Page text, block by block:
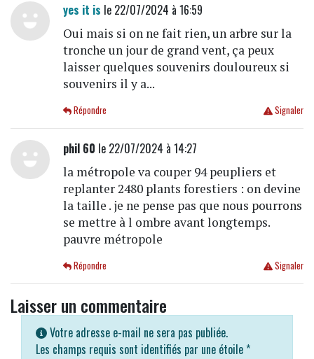
yes it is le 22/07/2024 à 16:59
Oui mais si on ne fait rien, un arbre sur la
tronche un jour de grand vent, ça peux
laisser quelques souvenirs douloureux si
souvenirs il y a...
Signaler
Répondre
phil 60 le 22/07/2024 à 14:27
la métropole va couper 94 peupliers et
replanter 2480 plants forestiers : on devine
la taille . je ne pense pas que nous pourrons
se mettre à l ombre avant longtemps.
pauvre métropole
Signaler
Répondre
Laisser un commentaire
Votre adresse e-mail ne sera pas publiée.
Les champs requis sont identifiés par une étoile *